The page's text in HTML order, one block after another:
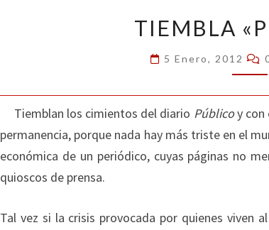
TIEMBLA
5 Enero, 2012
Tiemblan los cimientos del diario Públicoy con
permanencia, porque nada hay más triste en el
económica de un periódico, cuyas páginas no
quioscos de prensa.
Tal vez si la crisis provocada por quienes viven